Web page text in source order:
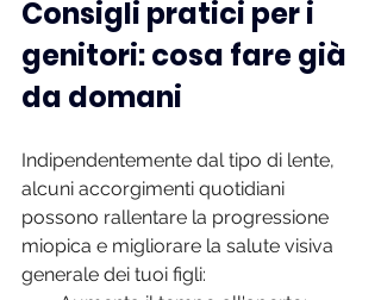
Consigli pratici per i
genitori: cosa fare già
da domani
Indipendentemente dal tipo di lente,
alcuni accorgimenti quotidiani
possono rallentare la progressione
miopica e migliorare la salute visiva
generale dei tuoi figli: